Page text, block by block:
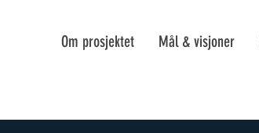
Om prosjektet Mål & visjoner